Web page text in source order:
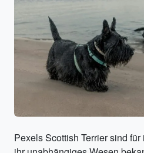
Pexels Scottish Terrier sind